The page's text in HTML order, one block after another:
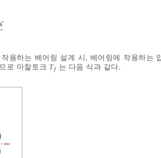
용하는 베어링 설계 시, 베어링에 작용하는
로 마찰토크 Tƒ 는 다음 식과 같다.